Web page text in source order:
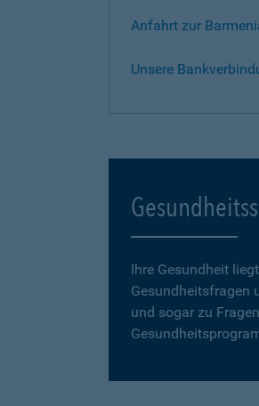
Anfahrt zur
Unsere
Ihre Gesundheit
Gesundheitsfragen
und sogar zu